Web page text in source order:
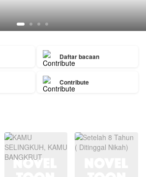
Daftar bacaan
Contribute